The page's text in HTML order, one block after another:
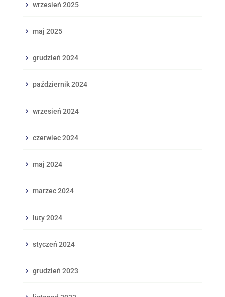
wrzesień 2025
maj 2025
grudzień 2024
październik 2024
wrzesień 2024
czerwiec 2024
maj 2024
marzec 2024
luty 2024
styczeń 2024
grudzień 2023